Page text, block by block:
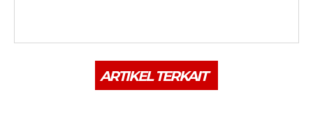
ARTIKEL TERKAIT